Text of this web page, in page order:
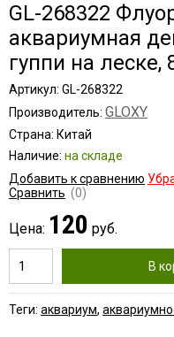
GL-268322
аквариумная
гуппи на леске,
Артикул: GL-268322
Производитель: GLOXY
Страна: Китай
Наличие: на складе
Добавить к сравнению
Сравнить (0)
Цена: 120 руб.
В
Теги: аквариум,